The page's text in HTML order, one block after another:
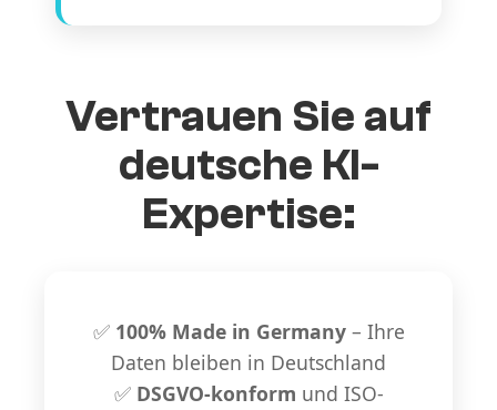
Vertrauen Sie auf
deutsche KI-
Expertise:
✅ 100% Made in Germany– Ihre
Daten bleiben in Deutschland
✅ DSGVO-konform und ISO-